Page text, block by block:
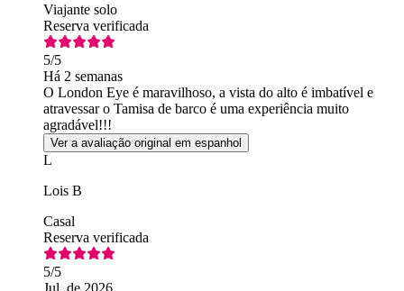
Viajante solo
Reserva verificada
5/5
Há 2 semanas
O London Eye é maravilhoso, a vista do alto é imbatível e
atravessar o Tamisa de barco é uma experiência muito
agradável!!!
Ver a avaliação original em espanhol
L
Lois B
Casal
Reserva verificada
5/5